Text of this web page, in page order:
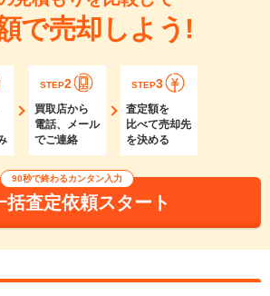
で売却しよう!
STEP2
買取店から
電話、メール
でご連絡
STEP3
査定額を
比べて売却先
を決める
90秒で終わるカンタン入力
括査定依頼スタート